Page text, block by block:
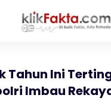
Tahun Ini
Imbau